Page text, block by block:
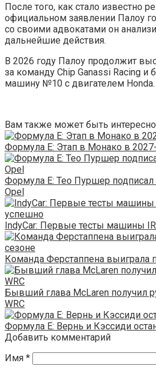
После того, как стало известно
официальном заявлении Палоу
со своими адвокатами он
дальнейшие действия.
В 2026 году Палоу продолжит
за команду Chip Ganassi Racing и
машину №10 с двигателем Honda.
Вам также может быть интересно
Формула E: Этап в Монако в
Формула E: Тео Пуршер подписал
Opel
IndyCar: Первые тесты машины
Команда Ферстаппена выиграла
Бывший глава McLaren получил
WRC
Формула Е: Вернь и Кэссиди
Добавить комментарий
Имя *